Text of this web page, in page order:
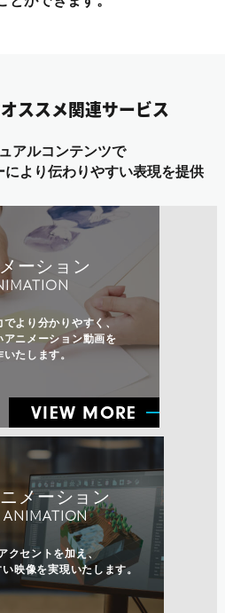
ススメ関連サービス
アルコンテンツで
より伝わりやすい表現を提供
ーション
でより分かりやすく、
アニメーション動画を
いたします。
VIEW MORE
メーション
ANIMATION
クセントを加え、
映像を実現いたします。